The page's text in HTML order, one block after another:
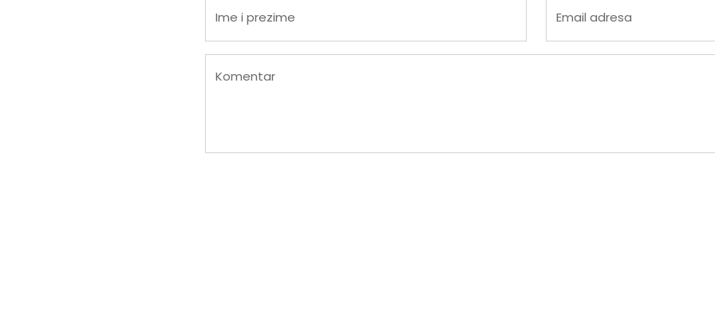
Ime i prezime Email adresa
Komentar